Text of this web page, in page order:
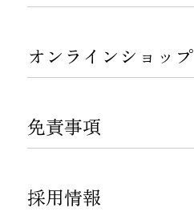
オンラインショップ
免責事項
採用情報